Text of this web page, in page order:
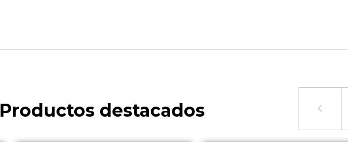
Productos destacados